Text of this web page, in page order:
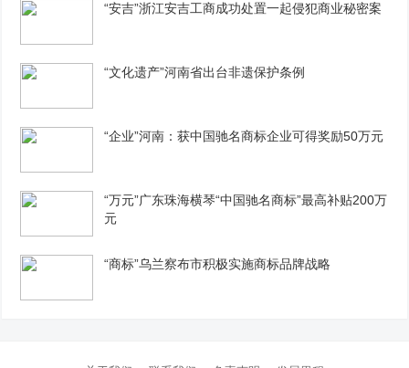
“安吉”浙江安吉工商成功处置一起侵犯商业秘密案
“文化遗产”河南省出台非遗保护条例
“企业”河南：获中国驰名商标企业可得奖励50万元
“万元”广东珠海横琴“中国驰名商标”最高补贴200万
元
“商标”乌兰察布市积极实施商标品牌战略